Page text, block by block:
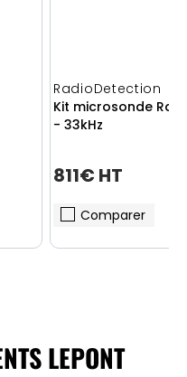
RadioDetection
Kit microsonde
- 33kHz
811€ HT
Comparer
LEPONT